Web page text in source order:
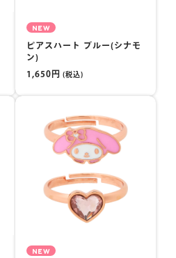
NEW
ピアスハート ブルー(シナモ
ン)
1,650円 (税込)
NEW